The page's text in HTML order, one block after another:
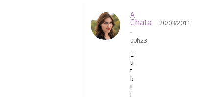
A
Chata
20/03/2011
-
00h23
E
u
t
b
!!
!